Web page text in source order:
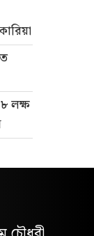
লক্ষ